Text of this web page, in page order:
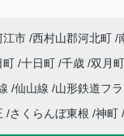
江市 西村山郡河北町
町 十日町 千歳 双月町
仙山線
山形鉄道フ
さくらんぼ東根 神町